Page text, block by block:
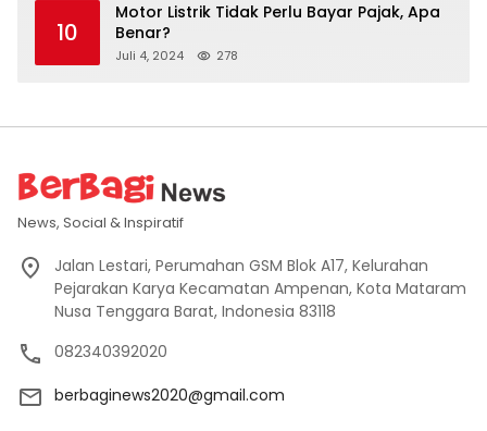
10
Motor Listrik Tidak Perlu Bayar Pajak, Apa
Benar?
Juli 4, 2024 278
News, Social & Inspiratif
Jalan Lestari, Perumahan GSM Blok A17, Kelurahan
Pejarakan Karya Kecamatan Ampenan, Kota Mataram
Nusa Tenggara Barat, Indonesia 83118
082340392020
berbaginews2020@gmail.com